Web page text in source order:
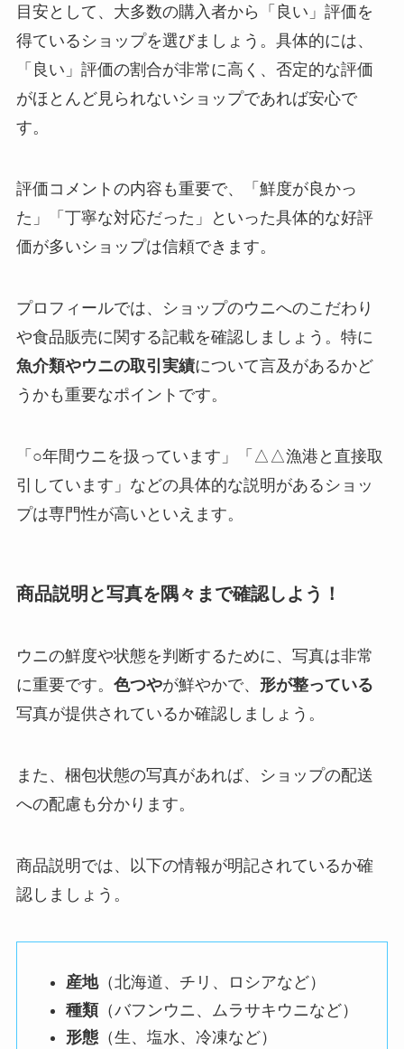
目安として、大多数の購入者から「良い」評価を
得ているショップを選びましょう。具体的には、
「良い」評価の割合が非常に高く、否定的な評価
がほとんど見られないショップであれば安心で
す。
評価コメントの内容も重要で、「鮮度が良かっ
た」「丁寧な対応だった」といった具体的な好評
価が多いショップは信頼できます。
プロフィールでは、ショップのウニへのこだわり
や食品販売に関する記載を確認しましょう。特に
魚介類やウニの取引実績について言及があるかど
うかも重要なポイントです。
「○年間ウニを扱っています」「△△漁港と直接取
引しています」などの具体的な説明があるショッ
プは専門性が高いといえます。
商品説明と写真を隅々まで確認しよう！
ウニの鮮度や状態を判断するために、写真は非常
に重要です。 色つやが鮮やかで、 形が整っている
写真が提供されているか確認しましょう。
また、梱包状態の写真があれば、ショップの配送
への配慮も分かります。
商品説明では、以下の情報が明記されているか確
認しましょう。
産地（北海道、チリ、ロシアなど）
種類（バフンウニ、ムラサキウニなど）
形態（生、塩水、冷凍など）